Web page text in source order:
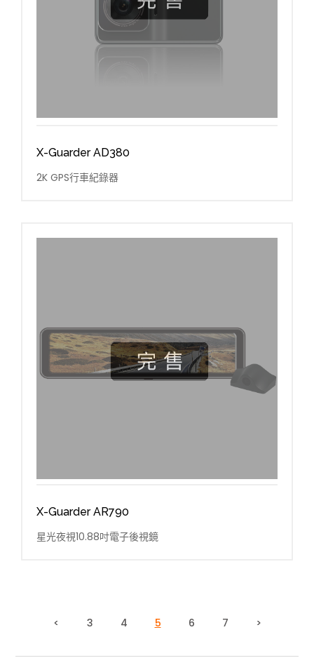
X-Guarder AD380
2K GPS行車紀錄器
X-Guarder AR790
星光夜視10.88吋電子後視鏡
< 3 4 5 6 7 >